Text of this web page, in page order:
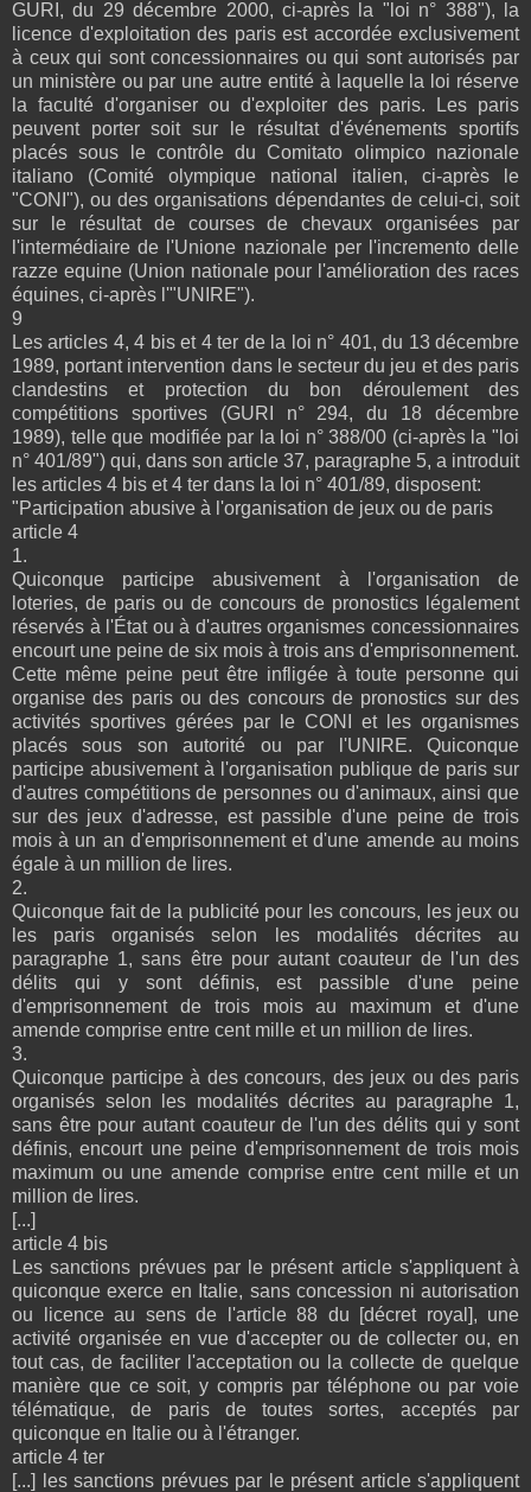
GURI, du 29 décembre 2000, ci-après la "loi n° 388"), la
licence d'exploitation des paris est accordée exclusivement
à ceux qui sont concessionnaires ou qui sont autorisés par
un ministère ou par une autre entité à laquelle la loi réserve
la faculté d'organiser ou d'exploiter des paris. Les paris
peuvent porter soit sur le résultat d'événements sportifs
placés sous le contrôle du Comitato olimpico nazionale
italiano (Comité olympique national italien, ci-après le
"CONI"), ou des organisations dépendantes de celui-ci, soit
sur le résultat de courses de chevaux organisées par
l'intermédiaire de l'Unione nazionale per l'incremento delle
razze equine (Union nationale pour l'amélioration des races
équines, ci-après l'"UNIRE").
9
Les articles 4, 4 bis et 4 ter de la loi n° 401, du 13 décembre
1989, portant intervention dans le secteur du jeu et des paris
clandestins et protection du bon déroulement des
compétitions sportives (GURI n° 294, du 18 décembre
1989), telle que modifiée par la loi n° 388/00 (ci-après la "loi
n° 401/89") qui, dans son article 37, paragraphe 5, a introduit
les articles 4 bis et 4 ter dans la loi n° 401/89, disposent:
"Participation abusive à l'organisation de jeux ou de paris
article 4
1.
Quiconque participe abusivement à l'organisation de
loteries, de paris ou de concours de pronostics légalement
réservés à l'État ou à d'autres organismes concessionnaires
encourt une peine de six mois à trois ans d'emprisonnement.
Cette même peine peut être infligée à toute personne qui
organise des paris ou des concours de pronostics sur des
activités sportives gérées par le CONI et les organismes
placés sous son autorité ou par l'UNIRE. Quiconque
participe abusivement à l'organisation publique de paris sur
d'autres compétitions de personnes ou d'animaux, ainsi que
sur des jeux d'adresse, est passible d'une peine de trois
mois à un an d'emprisonnement et d'une amende au moins
égale à un million de lires.
2.
Quiconque fait de la publicité pour les concours, les jeux ou
les paris organisés selon les modalités décrites au
paragraphe 1, sans être pour autant coauteur de l'un des
délits qui y sont définis, est passible d'une peine
d'emprisonnement de trois mois au maximum et d'une
amende comprise entre cent mille et un million de lires.
3.
Quiconque participe à des concours, des jeux ou des paris
organisés selon les modalités décrites au paragraphe 1,
sans être pour autant coauteur de l'un des délits qui y sont
définis, encourt une peine d'emprisonnement de trois mois
maximum ou une amende comprise entre cent mille et un
million de lires.
[...]
article 4 bis
Les sanctions prévues par le présent article s'appliquent à
quiconque exerce en Italie, sans concession ni autorisation
ou licence au sens de l'article 88 du [décret royal], une
activité organisée en vue d'accepter ou de collecter ou, en
tout cas, de faciliter l'acceptation ou la collecte de quelque
manière que ce soit, y compris par téléphone ou par voie
télématique, de paris de toutes sortes, acceptés par
quiconque en Italie ou à l'étranger.
article 4 ter
[...] les sanctions prévues par le présent article s'appliquent